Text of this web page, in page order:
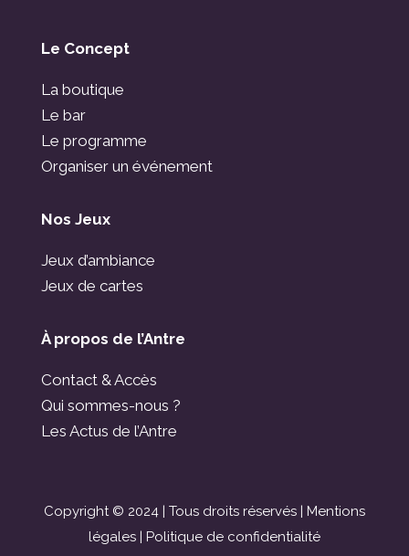
Le Concept
La boutique
Le bar
Le programme
Organiser un événement
Nos Jeux
Jeux d’ambiance
Jeux de cartes
À propos de l’Antre
Contact & Accès
Qui sommes-nous ?
Les Actus de l’Antre
Copyright © 2024 | Tous droits réservés | Mentions
légales| Politique de confidentialité